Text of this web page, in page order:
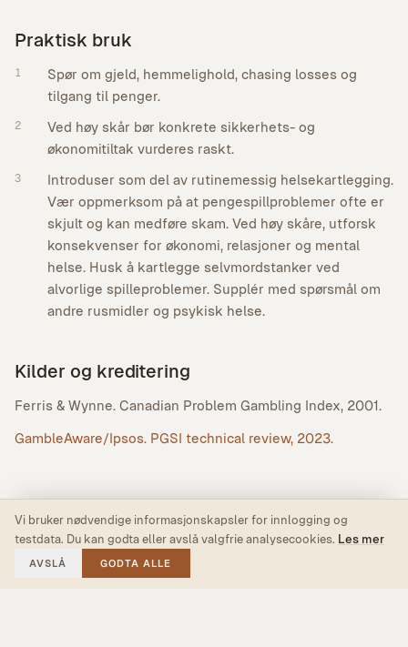
Praktisk bruk
1
Spør om gjeld, hemmelighold, chasing losses og
tilgang til penger.
2
Ved høy skår bør konkrete sikkerhets- og
økonomitiltak vurderes raskt.
3
Introduser som del av rutinemessig helsekartlegging.
Vær oppmerksom på at pengespillproblemer ofte er
skjult og kan medføre skam. Ved høy skåre, utforsk
konsekvenser for økonomi, relasjoner og mental
helse. Husk å kartlegge selvmordstanker ved
alvorlige spilleproblemer. Supplér med spørsmål om
andre rusmidler og psykisk helse.
Kilder og kreditering
Ferris & Wynne. Canadian Problem Gambling Index, 2001.
GambleAware/Ipsos. PGSI technical review, 2023.
Vi bruker nødvendige informasjonskapsler for innlogging og
testdata. Du kan godta eller avslå valgfrie analysecookies. Les mer
AVSLÅ GODTA ALLE